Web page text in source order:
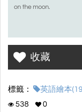
on the moon.
收藏
標籤：
英語繪本
538
0